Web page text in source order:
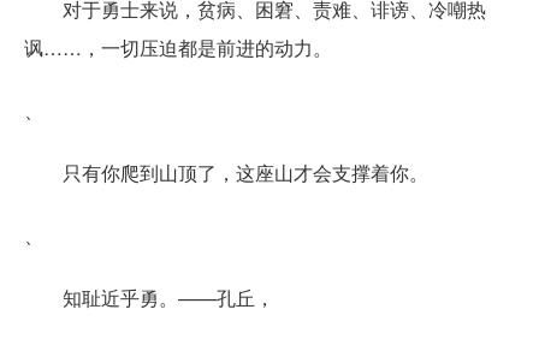
对于勇士来说，贫病、困窘、责难、诽谤、冷嘲热
讽……，一切压迫都是前进的动力。
、
只有你爬到山顶了，这座山才会支撑着你。
、
知耻近乎勇。——孔丘，